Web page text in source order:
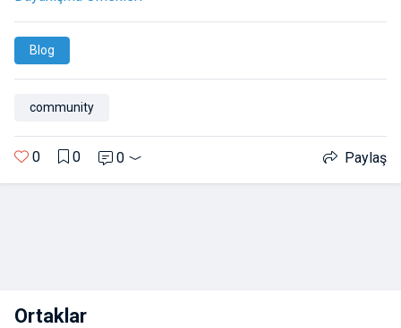
Blog
community
0 0 0 Paylaş
Ortaklar